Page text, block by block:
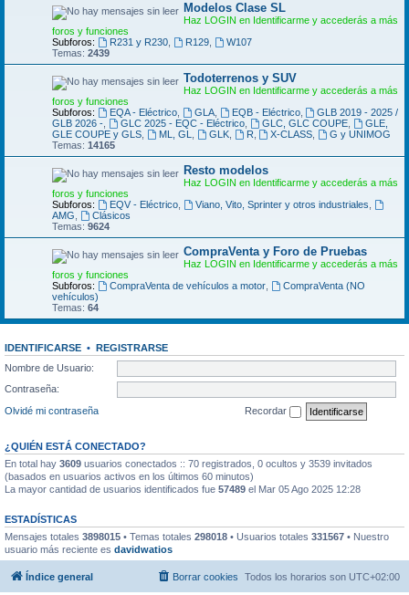
Modelos Clase SL
Haz LOGIN en Identificarme y accederás a más
foros y funciones
Subforos:
R231 y R230, R129,
W107
Temas: 2439
Todoterrenos y SUV
Haz LOGIN en Identificarme y accederás a más
foros y funciones
Subforos:
EQA - Eléctrico, GLA, EQB - Eléctrico,
GLB 2019 - 2025 /
GLB 2026 -
GLC 2025 - EQC - Eléctrico, GLC, GLC COUPE,
GLE,
GLE COUPE y GLS
ML, GL GLK, R X-CLASS
G y UNIMOG
Temas: 14165
Resto modelos
Haz LOGIN en Identificarme y accederás a más
foros y funciones
Subforos:
EQV - Eléctrico, Viano, Vito, Sprinter y otros industriales
AMG
Clásicos
Temas: 9624
CompraVenta y Foro de Pruebas
Haz LOGIN en Identificarme y accederás a más
foros y funciones
Subforos:
CompraVenta de vehículos a motor,
CompraVenta (NO
vehículos)
Temas: 64
IDENTIFICARSE • REGISTRARSE
Nombre de Usuario:
Contraseña:
Olvidé mi contraseña
Recordar
¿QUIÉN ESTÁ CONECTADO?
En total hay 3609 usuarios conectados :: 70 registrados, 0 ocultos y 3539 invitados
(basados en usuarios activos en los últimos 60 minutos)
La mayor cantidad de usuarios identificados fue 57489 el Mar 05 Ago 2025 12:28
ESTADÍSTICAS
Mensajes totales 3898015 • Temas totales 298018 • Usuarios totales 331567 • Nuestro
usuario más reciente es davidwatios
Índice general Todos los horarios son UTC+02:00
Borrar cookies